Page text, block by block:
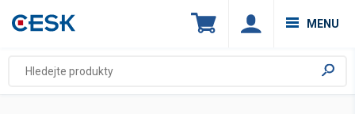
MENU